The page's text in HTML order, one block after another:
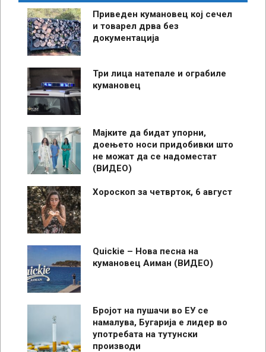
Приведен кумановец кој сечел
и товарел дрва без
документација
Три лица натепале и ограбиле
кумановец
Мајките да бидат упорни,
доењето носи придобивки што
не можат да се надоместат
(ВИДЕО)
Хороскоп за четврток, 6 август
Quickie – Нова песна на
кумановец Аиман (ВИДЕО)
Бројот на пушачи во ЕУ се
намалува, Бугарија е лидер во
употребата на тутунски
производи